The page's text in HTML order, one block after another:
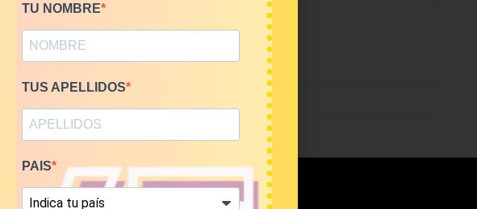
TU NOMBRE
TUS APELLIDOS
PAIS